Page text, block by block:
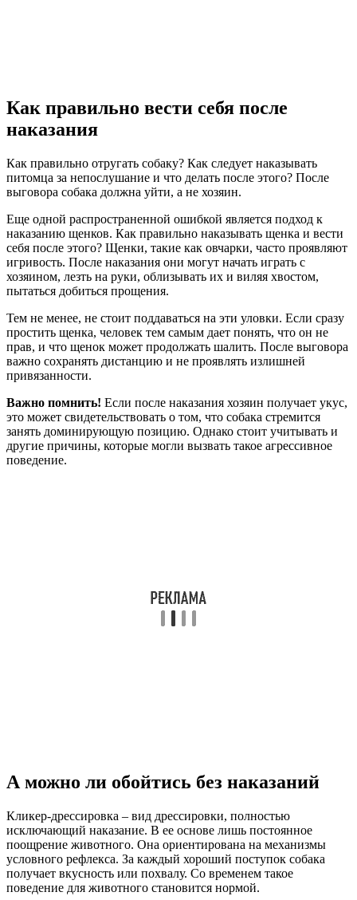
Как правильно вести себя после
наказания
Как правильно отругать собаку? Как следует наказывать
питомца за непослушание и что делать после этого? После
выговора собака должна уйти, а не хозяин.
Еще одной распространенной ошибкой является подход к
наказанию щенков. Как правильно наказывать щенка и вести
себя после этого? Щенки, такие как овчарки, часто проявляют
игривость. После наказания они могут начать играть с
хозяином, лезть на руки, облизывать их и виляя хвостом,
пытаться добиться прощения.
Тем не менее, не стоит поддаваться на эти уловки. Если сразу
простить щенка, человек тем самым дает понять, что он не
прав, и что щенок может продолжать шалить. После выговора
важно сохранять дистанцию и не проявлять излишней
привязанности.
Важно помнить! Если после наказания хозяин получает укус,
это может свидетельствовать о том, что собака стремится
занять доминирующую позицию. Однако стоит учитывать и
другие причины, которые могли вызвать такое агрессивное
поведение.
А можно ли обойтись без наказаний
Кликер-дрессировка –­ вид дрессировки, полностью
исключающий наказание. В ее основе лишь постоянное
поощрение животного. Она ориентирована на механизмы
условного рефлекса. За каждый хороший поступок собака
получает вкусность или похвалу. Со временем такое
поведение для животного становится нормой.